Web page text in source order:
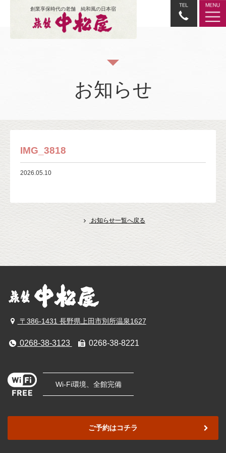
創業享保時代の老舗 純和風の日本宿
お知らせ
IMG_3818
2026.05.10
お知らせ一覧へ戻る
〒386-1431 長野県上田市別所温泉1627
0268-38-3123 0268-38-8221
Wi-Fi環境、全館完備
ご予約はコチラ